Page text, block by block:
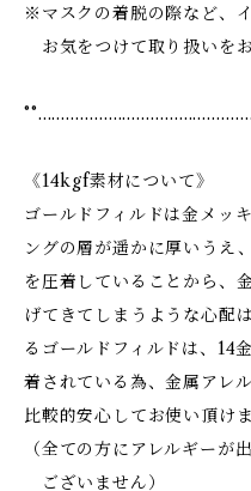
※マスクの着脱の際など、
お気をつけて取り扱いをお
《14kgf素材について》
ゴールドフィルドは金メッ
ングの層が遥かに厚いうえ
を圧着していることから、
げてきてしまうような心配
るゴールドフィルドは、14
着されている為、金属アレ
比較的安心してお使い頂けま
（全ての方にアレルギーが
ございません）